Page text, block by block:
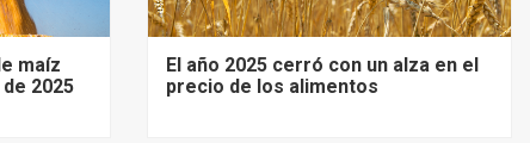
maíz
2025
El año 2025 cerró con un alza en el
precio de los alimentos